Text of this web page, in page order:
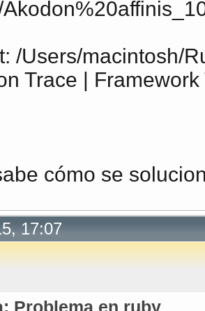
/Users/macintosh/
Trace |
cómo se
17:07
Problema en ruby